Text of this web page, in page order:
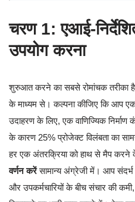
चरण 1: एआई-
उपयोग करना
शुरुआत करने का सबसे रोमांचक तरीका है
के माध्यम से। कल्पना कीजिए कि आप
उदाहरण के लिए, एक वाणिज्यिक निर्माण
के कारण 25% प्रोजेक्ट विलंबता का
हर एक अंतरक्रिया को हाथ से मैप
वर्णन करेंसामान्य अंग्रेजी में। आप
और उपकर्मचारियों के बीच संचार की